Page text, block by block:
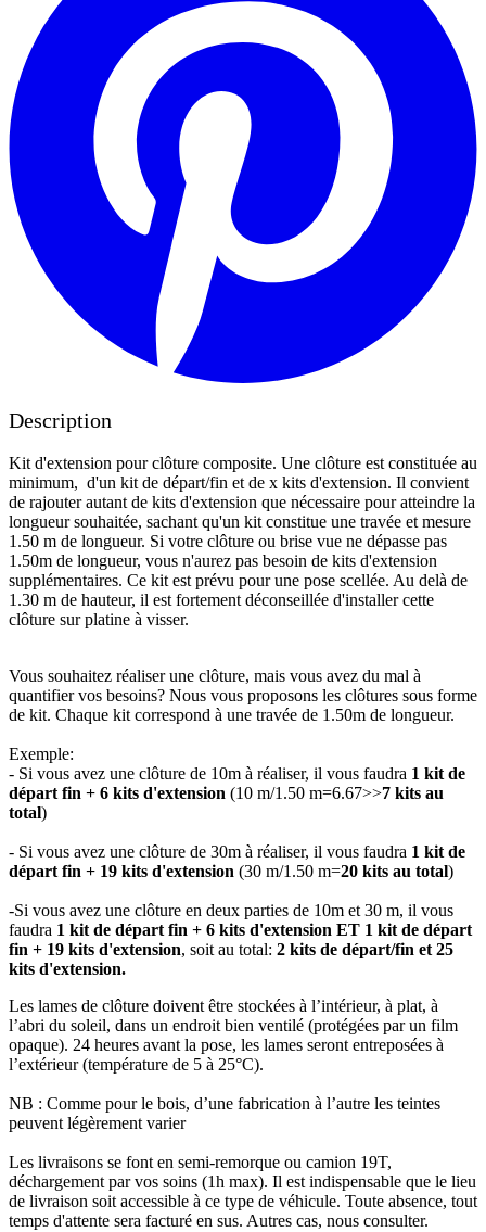
Description
Kit d'extension pour clôture composite. Une clôture est constituée au
minimum, d'un kit de départ/fin et de x kits d'extension. Il convient
de rajouter autant de kits d'extension que nécessaire pour atteindre la
longueur souhaitée, sachant qu'un kit constitue une travée et mesure
1.50 m de longueur. Si votre clôture ou brise vue ne dépasse pas
1.50m de longueur, vous n'aurez pas besoin de kits d'extension
supplémentaires. Ce kit est prévu pour une pose scellée. Au delà de
1.30 m de hauteur, il est fortement déconseillée d'installer cette
clôture sur platine à visser.
Vous souhaitez réaliser une clôture, mais vous avez du mal à
quantifier vos besoins? Nous vous proposons les clôtures sous forme
de kit. Chaque kit correspond à une travée de 1.50m de longueur.
Exemple:
- Si vous avez une clôture de 10m à réaliser, il vous faudra 1 kit de
départ fin + 6 kits d'extension (10 m/1.50 m=6.67>>7 kits au
total)
​- Si vous avez une clôture de 30m à réaliser, il vous faudra 1 kit de
départ fin + 19 kits d'extension (30 m/1.50 m=20 kits au total)
-Si vous avez une clôture en deux parties de 10m et 30 m, il vous
faudra 1 kit de départ fin + 6 kits d'extension ET 1 kit de départ
fin + 19 kits d'extension, soit au total: 2 kits de départ/fin et 25
kits d'extension.
Les lames de clôture doivent être stockées à l’intérieur, à plat, à
l’abri du soleil, dans un endroit bien ventilé (protégées par un film
opaque). 24 heures avant la pose, les lames seront entreposées à
l’extérieur (température de 5 à 25°C).
NB : Comme pour le bois, d’une fabrication à l’autre les teintes
peuvent légèrement varier
Les livraisons se font en semi-remorque ou camion 19T,
déchargement par vos soins (1h max). Il est indispensable que le lieu
de livraison soit accessible à ce type de véhicule. Toute absence, tout
temps d'attente sera facturé en sus. Autres cas, nous consulter.